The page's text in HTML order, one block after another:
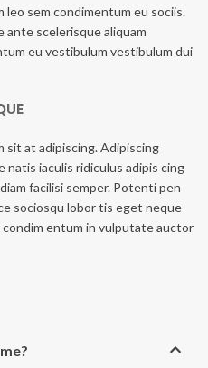
sem condimentum eu sociis.
scelerisque aliquam
eu vestibulum vestibulum dui
sit at adipiscing. Adipiscing
natis iaculis ridiculus adipis cing
facilisi semper. Potenti pen
sociosqu lobor tis eget neque
entum in vulputate auctor